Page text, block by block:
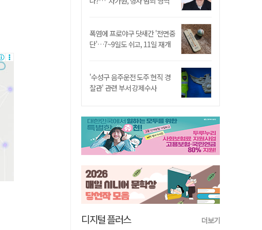
폭염에 프로야구 닷새간 '전면중
단'…7~9일도 쉬고, 11일 재개
'수성구 음주운전 도주 현직 경
찰관' 관련 부서 강제수사
디지털 플러스 더보기